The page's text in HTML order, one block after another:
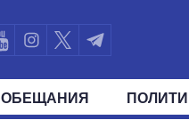
ОБЕЩАНИЯ